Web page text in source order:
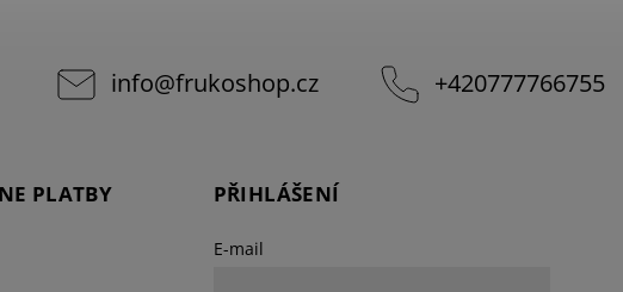
info@frukoshop.cz +420777766755
PLATBY PŘIHLÁŠENÍ
E-mail